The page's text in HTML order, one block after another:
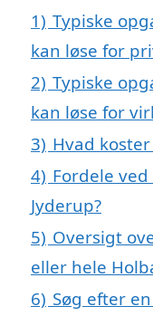
1) Typiske
kan løse for
2) Typiske
kan løse for
3) Hvad
4) Fordele
Jyderup?
5) Oversigt
eller hele
6) Søg efter